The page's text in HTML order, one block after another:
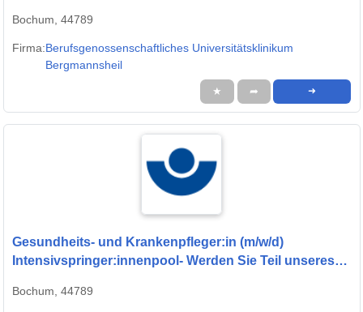
Teams
Bochum, 44789
Firma:Berufsgenossenschaftliches Universitätsklinikum
Bergmannsheil
★ ➦ ➜
Gesundheits- und Krankenpfleger:in (m/w/d)
Intensivspringer:innenpool- Werden Sie Teil unseres
Bochum, 44789